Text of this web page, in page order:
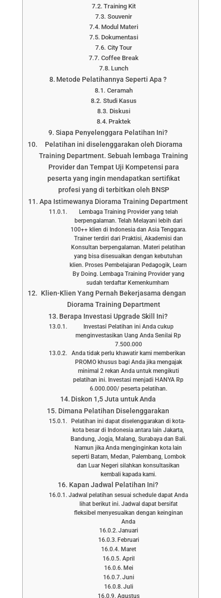
Training Kit
Souvenir
Modul Materi
Dokumentasi
City Tour
Coffee Break
Lunch
Metode Pelatihannya Seperti Apa ?
Ceramah
Studi Kasus
Diskusi
Praktek
Siapa Penyelenggara Pelatihan Ini?
Pelatihan ini diselenggarakan oleh Diorama
Training Department. Sebuah lembaga Training
Provider dan Tempat Uji Kompetensi para
peserta yang ingin mendapatkan sertifikat
profesi yang di terbitkan oleh BNSP
Apa Istimewanya Diorama Training Department
Lembaga Training Provider yang telah
berpengalaman. Telah Melayani lebih dari
100++ klien di Indonesia dan Asia Tenggara.
Trainer terdiri dari Praktisi, Akademisi dan
Konsultan berpengalaman. Materi pelatihan
yang bisa disesuaikan dengan kebutuhan
klien. Proses Pembelajaran Pedagogik, Learn
By Doing. Lembaga Training Provider yang
sudah terdaftar Kemenkumham
Klien-Klien Yang Pernah Bekerjasama dengan
Diorama Training Department
Berapa Investasi Upgrade Skill Ini?
Investasi Pelatihan ini Anda cukup
menginvestasikan Uang Anda Senilai Rp
7.500.000
Anda tidak perlu khawatir kami memberikan
PROMO khusus bagi Anda jika mengajak
minimal 2 rekan Anda untuk mengikuti
pelatihan ini. Investasi menjadi HANYA Rp
6.000.000/ peserta pelatihan.
Diskon 1,5 Juta untuk Anda
Dimana Pelatihan Diselenggarakan
Pelatihan ini dapat diselenggarakan di kota-
kota besar di Indonesia antara lain Jakarta,
Bandung, Jogja, Malang, Surabaya dan Bali.
Namun jika Anda menginginkan kota lain
seperti Batam, Medan, Palembang, Lombok
dan Luar Negeri silahkan konsultasikan
kembali kapada kami.
Kapan Jadwal Pelatihan Ini?
Jadwal pelatihan sesuai schedule dapat Anda
lihat berikut ini. Jadwal dapat bersifat
fleksibel menyesuaikan dengan keinginan
Anda
Januari
Februari
Maret
April
Mei
Juni
Juli
Agustus